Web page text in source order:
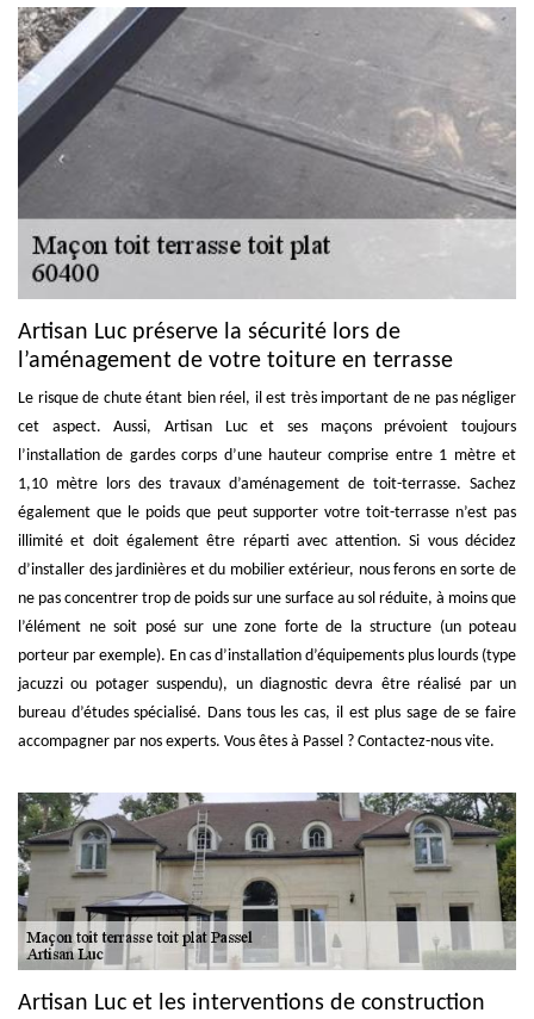
Artisan Luc préserve la sécurité lors de
l’aménagement de votre toiture en terrasse
Le risque de chute étant bien réel, il est très important de ne pas négliger
cet aspect. Aussi, Artisan Luc et ses maçons prévoient toujours
l’installation de gardes corps d’une hauteur comprise entre 1 mètre et
1,10 mètre lors des travaux d’aménagement de toit-terrasse. Sachez
également que le poids que peut supporter votre toit-terrasse n’est pas
illimité et doit également être réparti avec attention. Si vous décidez
d’installer des jardinières et du mobilier extérieur, nous ferons en sorte de
ne pas concentrer trop de poids sur une surface au sol réduite, à moins que
l’élément ne soit posé sur une zone forte de la structure (un poteau
porteur par exemple). En cas d’installation d’équipements plus lourds (type
jacuzzi ou potager suspendu), un diagnostic devra être réalisé par un
bureau d’études spécialisé. Dans tous les cas, il est plus sage de se faire
accompagner par nos experts. Vous êtes à Passel ? Contactez-nous vite.
Artisan Luc et les interventions de construction